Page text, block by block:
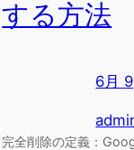
する方法
6月
完全削除の定義：